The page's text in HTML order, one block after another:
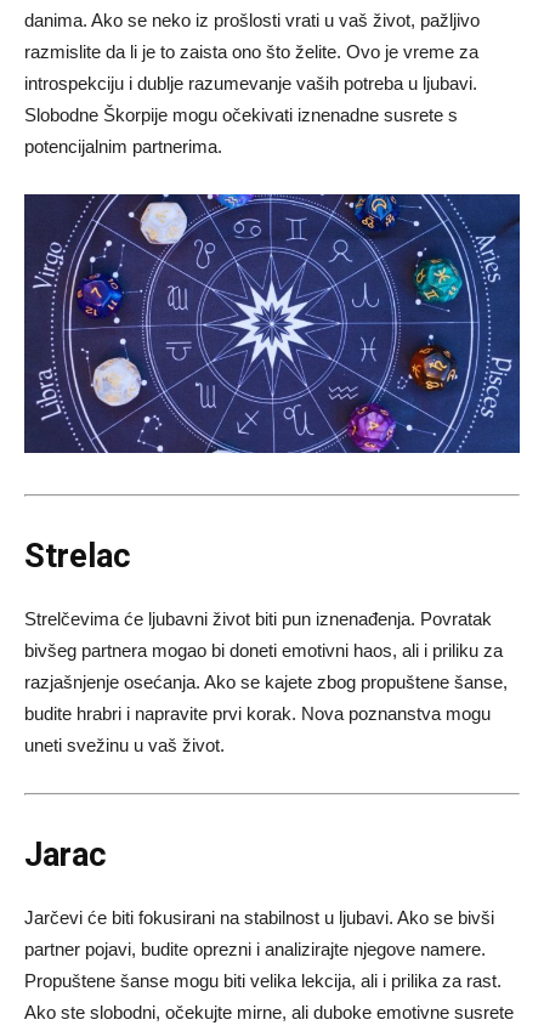
danima. Ako se neko iz prošlosti vrati u vaš život, pažljivo
razmislite da li je to zaista ono što želite. Ovo je vreme za
introspekciju i dublje razumevanje vaših potreba u ljubavi.
Slobodne Škorpije mogu očekivati iznenadne susrete s
potencijalnim partnerima.
Strelac
Strelčevima će ljubavni život biti pun iznenađenja. Povratak
bivšeg partnera mogao bi doneti emotivni haos, ali i priliku za
razjašnjenje osećanja. Ako se kajete zbog propuštene šanse,
budite hrabri i napravite prvi korak. Nova poznanstva mogu
uneti svežinu u vaš život.
Jarac
Jarčevi će biti fokusirani na stabilnost u ljubavi. Ako se bivši
partner pojavi, budite oprezni i analizirajte njegove namere.
Propuštene šanse mogu biti velika lekcija, ali i prilika za rast.
Ako ste slobodni, očekujte mirne, ali duboke emotivne susrete